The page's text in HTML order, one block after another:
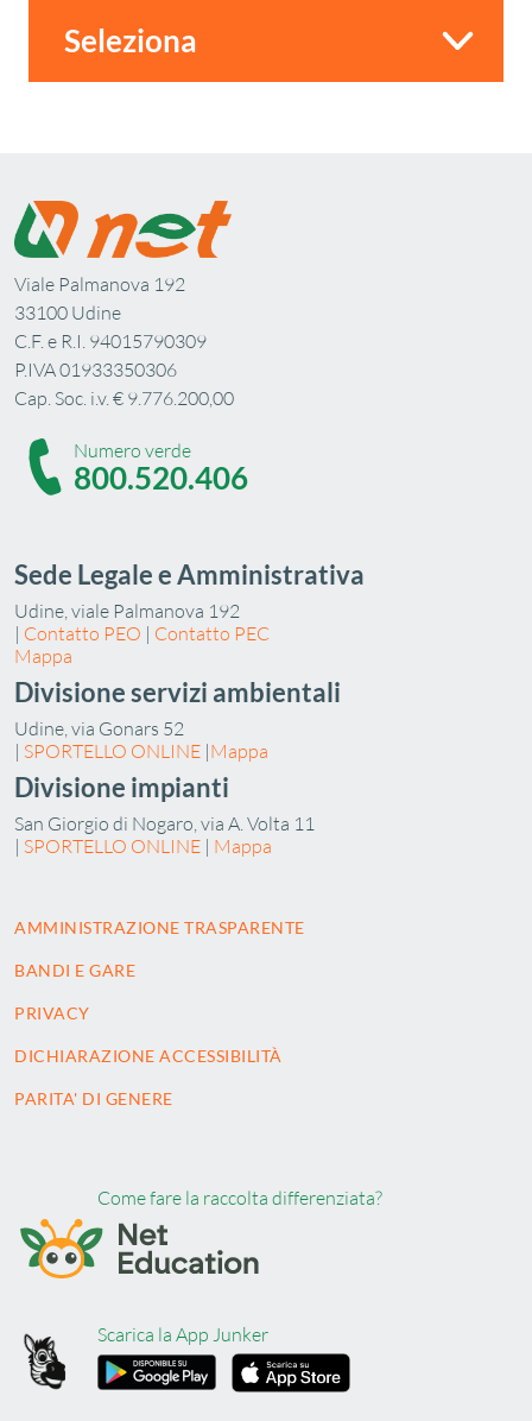
Viale Palmanova 192
33100 Udine
C.F. e R.I. 94015790309
P.IVA 01933350306
Cap. Soc. i.v. € 9.776.200,00
Numero verde
800.520.406
Sede Legale e Amministrativa
Udine, viale Palmanova 192
| Contatto PEO | Contatto PEC
Mappa
Divisione servizi ambientali
Udine, via Gonars 52
| SPORTELLO ONLINE |Mappa
Divisione impianti
San Giorgio di Nogaro, via A. Volta 11
| SPORTELLO ONLINE | Mappa
AMMINISTRAZIONE TRASPARENTE
BANDI E GARE
PRIVACY
DICHIARAZIONE ACCESSIBILITÀ
PARITA' DI GENERE
Come fare la raccolta differenziata?
Scarica la App Junker